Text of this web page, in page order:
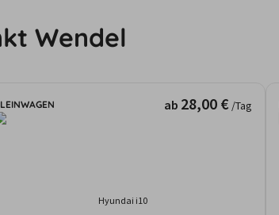
Wendel
ab 28,00 € /Tag
Hyundai i10